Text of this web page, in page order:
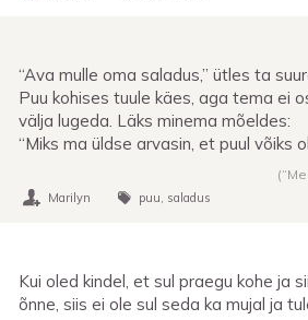
“Ava mulle oma saladus,” ütles ta
Puu kohises tuule käes, aga tema ei
välja lugeda. Läks minema mõeldes:
“Miks ma üldse arvasin, et puul võiks
Marilyn puu saladus
Kui oled kindel, et sul praegu kohe ja
õnne, siis ei ole sul seda ka mujal ja